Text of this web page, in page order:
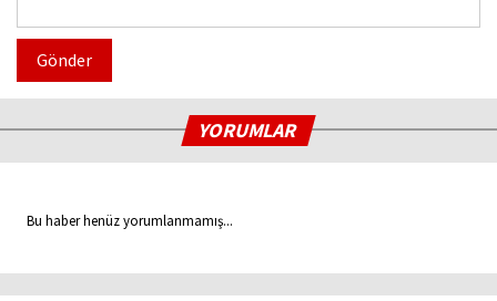
Gönder
YORUMLAR
Bu haber henüz yorumlanmamış...